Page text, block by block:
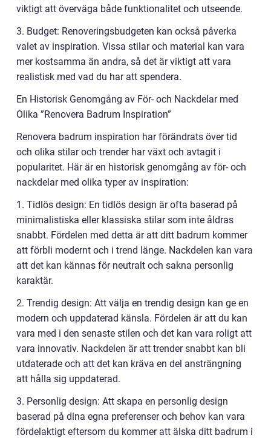
viktigt att överväga både funktionalitet och utseende.
3. Budget: Renoveringsbudgeten kan också påverka
valet av inspiration. Vissa stilar och material kan vara
mer kostsamma än andra, så det är viktigt att vara
realistisk med vad du har att spendera.
En Historisk Genomgång av För- och Nackdelar med
Olika ”Renovera Badrum Inspiration”
Renovera badrum inspiration har förändrats över tid
och olika stilar och trender har växt och avtagit i
popularitet. Här är en historisk genomgång av för- och
nackdelar med olika typer av inspiration:
1. Tidlös design: En tidlös design är ofta baserad på
minimalistiska eller klassiska stilar som inte åldras
snabbt. Fördelen med detta är att ditt badrum kommer
att förbli modernt och i trend länge. Nackdelen kan vara
att det kan kännas för neutralt och sakna personlig
karaktär.
2. Trendig design: Att välja en trendig design kan ge en
modern och uppdaterad känsla. Fördelen är att du kan
vara med i den senaste stilen och det kan vara roligt att
vara innovativ. Nackdelen är att trender snabbt kan bli
utdaterade och att det kan kräva en del ansträngning
att hålla sig uppdaterad.
3. Personlig design: Att skapa en personlig design
baserad på dina egna preferenser och behov kan vara
fördelaktigt eftersom du kommer att älska ditt badrum i